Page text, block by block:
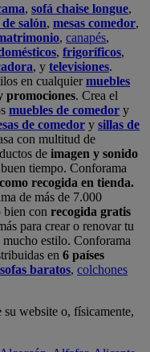
, sofá chaise longue,
salón, mesas comedor,
, canapés,
, frigoríficos,
, y televisiones.
en cualquiermuebles
promociones. Crea el
muebles de comedor y
de comedor y sillas de
con multitud de
de imagen y sonido
tiempo. Conforama
recogida en tienda.
de más de 7.000
bien con recogida gratis
para crear o renovar tu
estilo. Conforama
en 6 países
sofas baratos, colchones
website o, físicamente,